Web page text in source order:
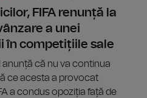
FIFA renunță la
a unei
în competițiile sale
anunță că nu va continua
ce acesta a provocat
a condus opoziția față de